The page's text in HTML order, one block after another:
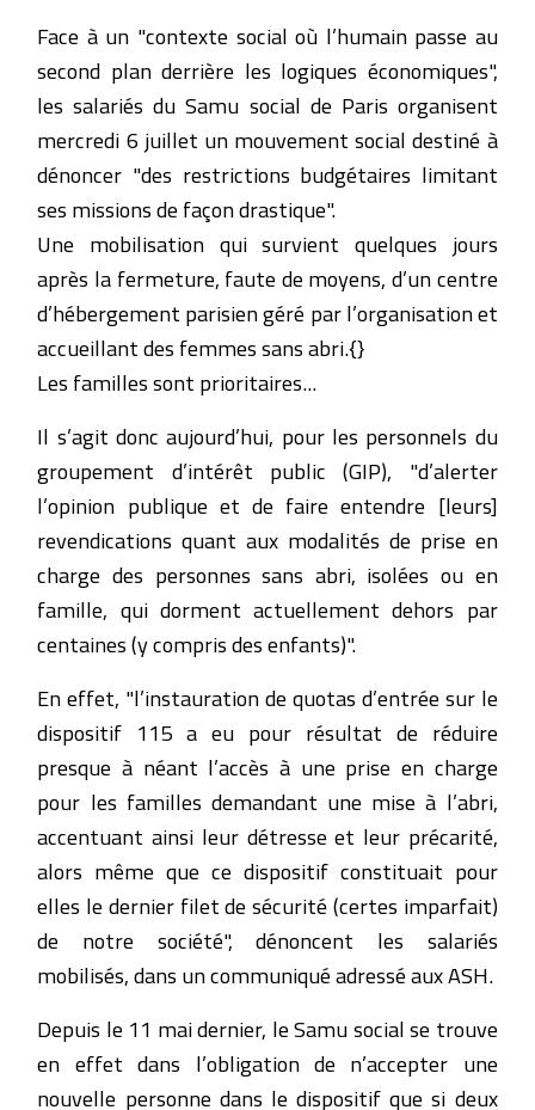
Face à un "contexte social où l’humain passe au
second plan derrière les logiques économiques",
les salariés du Samu social de Paris organisent
mercredi 6 juillet un mouvement social destiné à
dénoncer "des restrictions budgétaires limitant
ses missions de façon drastique".
Une mobilisation qui survient quelques jours
après la fermeture, faute de moyens, d’un centre
d’hébergement parisien géré par l’organisation et
accueillant des femmes sans abri.{}
Les familles sont prioritaires...
Il s’agit donc aujourd’hui, pour les personnels du
groupement d’intérêt public (GIP), "d’alerter
l’opinion publique et de faire entendre [leurs]
revendications quant aux modalités de prise en
charge des personnes sans abri, isolées ou en
famille, qui dorment actuellement dehors par
centaines (y compris des enfants)".
En effet, "l’instauration de quotas d’entrée sur le
dispositif 115 a eu pour résultat de réduire
presque à néant l’accès à une prise en charge
pour les familles demandant une mise à l’abri,
accentuant ainsi leur détresse et leur précarité,
alors même que ce dispositif constituait pour
elles le dernier filet de sécurité (certes imparfait)
de notre société", dénoncent les salariés
mobilisés, dans un communiqué adressé aux ASH.
Depuis le 11 mai dernier, le Samu social se trouve
en effet dans l’obligation de n’accepter une
nouvelle personne dans le dispositif que si deux